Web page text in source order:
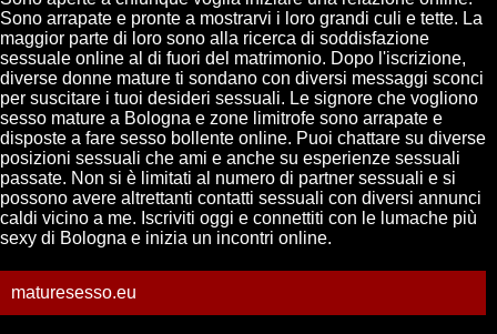
Sono arrapate e pronte a mostrarvi i loro grandi culi e tette. La
maggior parte di loro sono alla ricerca di soddisfazione
sessuale online al di fuori del matrimonio. Dopo l'iscrizione,
diverse donne mature ti sondano con diversi messaggi sconci
per suscitare i tuoi desideri sessuali. Le signore che vogliono
sesso mature a Bologna e zone limitrofe sono arrapate e
disposte a fare sesso bollente online. Puoi chattare su diverse
posizioni sessuali che ami e anche su esperienze sessuali
passate. Non si è limitati al numero di partner sessuali e si
possono avere altrettanti contatti sessuali con diversi annunci
caldi vicino a me. Iscriviti oggi e connettiti con le lumache più
sexy di Bologna e inizia un incontri online.
maturesesso.eu